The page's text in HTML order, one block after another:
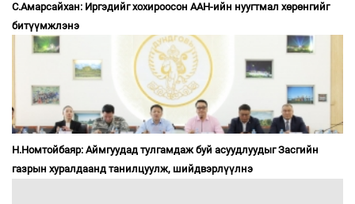
С.Амарсайхан: Иргэдийг хохироосон ААН-ийн нуугтмал хөрөнгийг
битүүмжлэнэ
Н.Номтойбаяр: Аймгуудад тулгамдаж буй асуудлуудыг Засгийн
газрын хуралдаанд танилцуулж, шийдвэрлүүлнэ